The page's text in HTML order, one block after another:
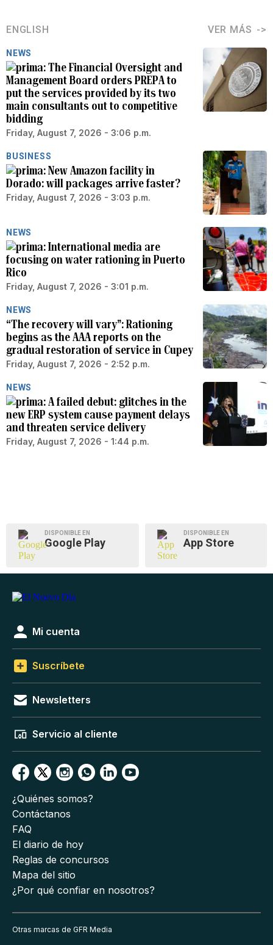
ENGLISH VER MÁS
NEWS
The Financial Oversight and
Management Board orders PREPA to
put the services provided by its two
main consultants out to competitive
bidding
Friday, August 7, 2026 - 3:06 p.m.
BUSINESS
New Amazon facility in
Dorado: will packages arrive faster?
Friday, August 7, 2026 - 3:03 p.m.
NEWS
International media are
focusing on water rationing in Puerto
Rico
Friday, August 7, 2026 - 3:01 p.m.
NEWS
“The recovery will vary”: Rationing
begins as the AAA reports on the
gradual restoration of service in Cupey
Friday, August 7, 2026 - 2:52 p.m.
NEWS
A failed debut: glitches in the
new ERP system cause payment delays
and threaten service delivery
Friday, August 7, 2026 - 1:44 p.m.
DISPONIBLE EN
Google Play
DISPONIBLE EN
App Store
Mi cuenta
Suscríbete
Newsletters
Servicio al cliente
¿Quiénes somos?
Contáctanos
FAQ
El diario de hoy
Reglas de concursos
Mapa del sitio
¿Por qué confiar en nosotros?
Otras marcas de GFR Media